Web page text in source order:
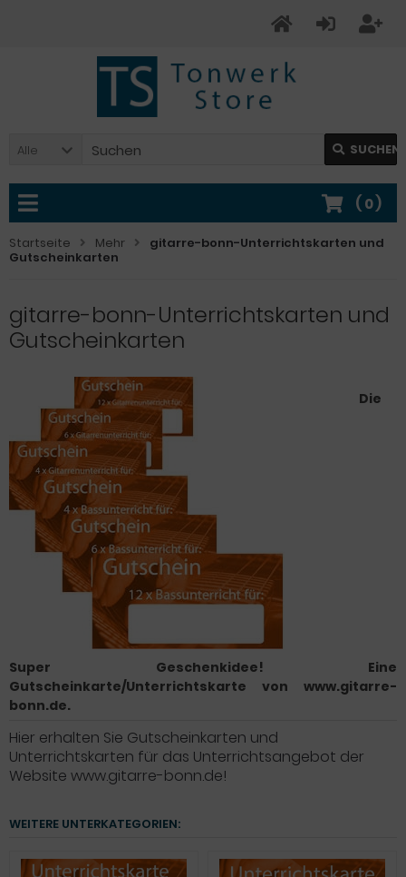
Alle SUCHEN
( 0)
Startseite Mehr
gitarre-bonn-Unterrichtskarten und
Gutscheinkarten
gitarre-bonn-Unterrichtskarten und
Gutscheinkarten
Die
Super Geschenkidee! Eine
Gutscheinkarte/Unterrichtskarte von www.gitarre-
bonn.de.
Hier erhalten Sie Gutscheinkarten und
Unterrichtskarten für das Unterrichtsangebot der
Website www.gitarre-bonn.de!
WEITERE UNTERKATEGORIEN: